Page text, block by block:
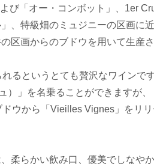
び「オー・コンボット」、1er
、特級畑のミュジニーの区画に
区画からのブドウを用いて生産さ
るというとても贅沢なワインです
」を名乗ることができますが
ウから「Vieilles Vignes」をリ
柔らかい飲み口、優美でしなや